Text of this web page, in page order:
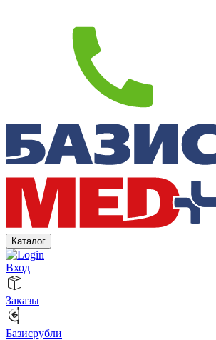
Каталог
Вход
Заказы
Базисрубли